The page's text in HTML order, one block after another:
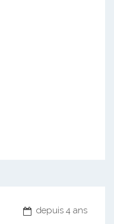
depuis 4 ans